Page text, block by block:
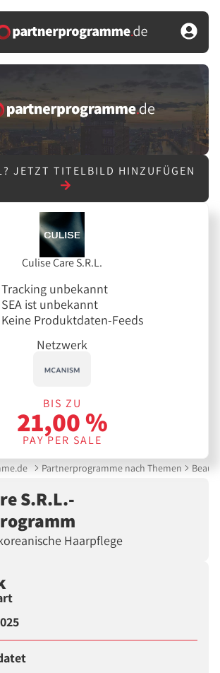
JETZT TITELBILD HINZUFÜGEN
Culise Care S.R.L.
Tracking unbekannt
SEA ist unbekannt
Keine Produktdaten-Feeds
Netzwerk
BIS ZU
21,00 %
PAY PER SALE
Partnerprogramme nach Themen
S.R.L.-
Haarpflege